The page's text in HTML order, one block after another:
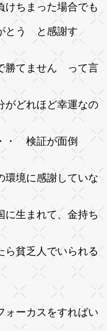
ちまった場合でも
とう と感謝す
勝てません って言
がどれほど幸運なの
・ 検証が面倒
環境に感謝していな
に生まれて、金持ち
貧乏人でいられる
ォーカスをすればい